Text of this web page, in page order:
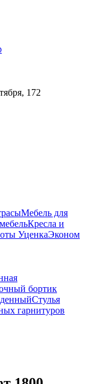
172
Мебель для
Кресла и
УценкаЭконом
бортик
Стулья
гарнитуров